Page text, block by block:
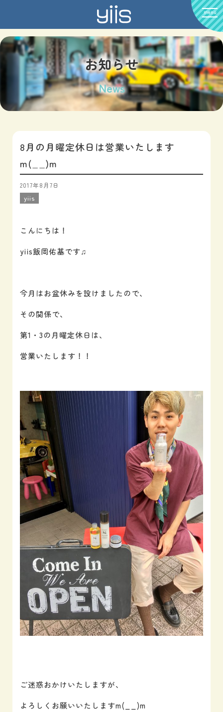
お知らせ
News
8月の月曜定休日は営業いたします
m(__)m
2017年8月7日
yiis
こんにちは！
yiis飯岡佑基です♫
今月はお盆休みを設けましたので、
その関係で、
第1・3の月曜定休日は、
営業いたします！！
ご迷惑おかけいたしますが、
よろしくお願いいたしますm(__)m
menu